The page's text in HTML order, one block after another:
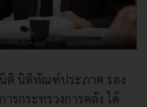
ติ นิติทัณฑ์ประภาศ รอง
รกระทรวงการคลัง ได้